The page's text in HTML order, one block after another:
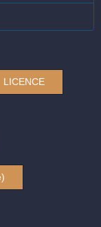
LICENCE